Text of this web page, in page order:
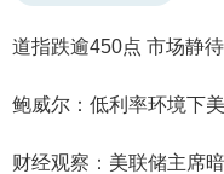
道指跌逾450点 市场静
鲍威尔：低利率环境下
财经观察：美联储主席